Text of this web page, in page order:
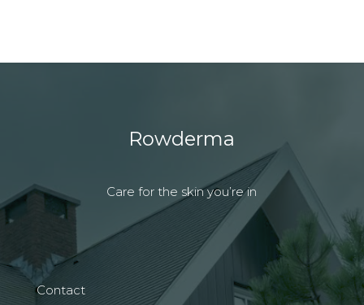
Rowderma
Care for the skin you’re in
Contact